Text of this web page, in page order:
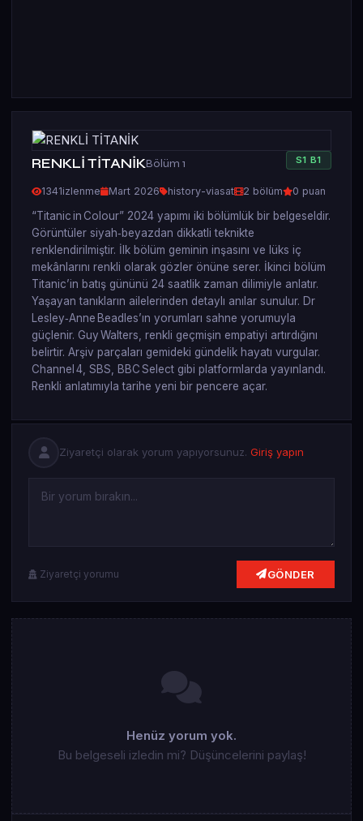
RENKLİ TİTANİKBölüm 1 S1 B1
1341izlenme Mart 2026 history-viasat 2 bölüm 0 puan
“Titanic in Colour” 2024 yapımı iki bölümlük bir belgeseldir.
Görüntüler siyah‑beyazdan dikkatli teknikte
renklendirilmiştir. İlk bölüm geminin inşasını ve lüks iç
mekânlarını renkli olarak gözler önüne serer. İkinci bölüm
Titanic’in batış gününü 24 saatlik zaman dilimiyle anlatır.
Yaşayan tanıkların ailelerinden detaylı anılar sunulur. Dr
Lesley‑Anne Beadles’ın yorumları sahne yorumuyla
güçlenir. Guy Walters, renkli geçmişin empatiyi artırdığını
belirtir. Arşiv parçaları gemideki gündelik hayatı vurgular.
Channel 4, SBS, BBC Select gibi platformlarda yayınlandı.
Renkli anlatımıyla tarihe yeni bir pencere açar.
Ziyaretçi olarak yorum yapıyorsunuz. Giriş yapın
Ziyaretçi yorumu GÖNDER
Henüz yorum yok.
Bu belgeseli izledin mi? Düşüncelerini paylaş!